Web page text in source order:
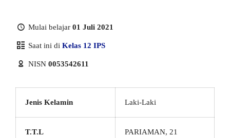
Mulai belajar 01 Juli 2021
Saat ini di Kelas 12 IPS
NISN 0053542611
Jenis Kelamin Laki-Laki
T.T.L
PARIAMAN, 21